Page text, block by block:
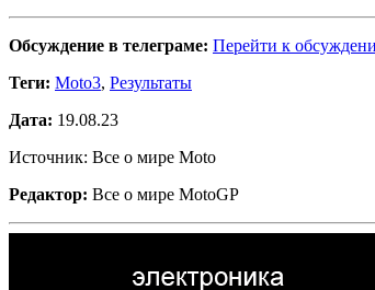
Обсуждение в телеграме: Перейти к
Теги: Moto3, Результаты
Дата: 19.08.23
Источник: Все о мире Moto
Редактор: Все о мире MotoGP